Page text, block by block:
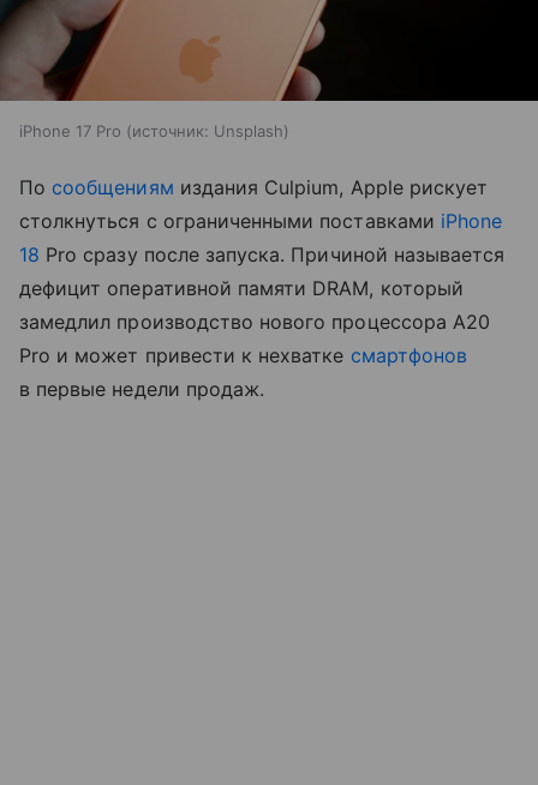
iPhone 17 Pro источник: Unsplash
По сообщениям издания Culpium, Apple рискует
столкнуться с ограниченными поставками iPhone
18 Pro сразу после запуска. Причиной называется
дефицит оперативной памяти DRAM, который
замедлил производство нового процессора A20
Pro и может привести к нехватке смартфонов
в первые недели продаж.